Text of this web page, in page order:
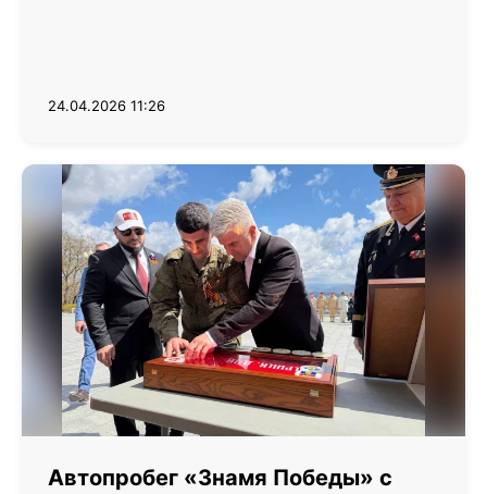
24.04.2026 11:26
Автопробег «Знамя Победы» с